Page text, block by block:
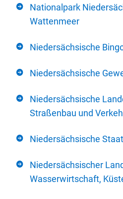
Nationalpark
Wattenmeer
Niedersächsische
Niedersächsische
Niedersächsische
Straßenbau und
Niedersächsische
Niedersächsischer
Wasserwirtschaft,